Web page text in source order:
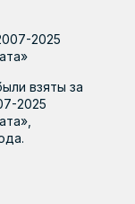
2025
взяты за
2025